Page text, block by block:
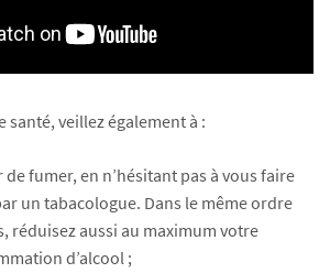
santé, veillez également à :
de fumer, en n’hésitant pas à vous faire
un tabacologue. Dans le même ordre
réduisez aussi au maximum votre
d’alcool ;